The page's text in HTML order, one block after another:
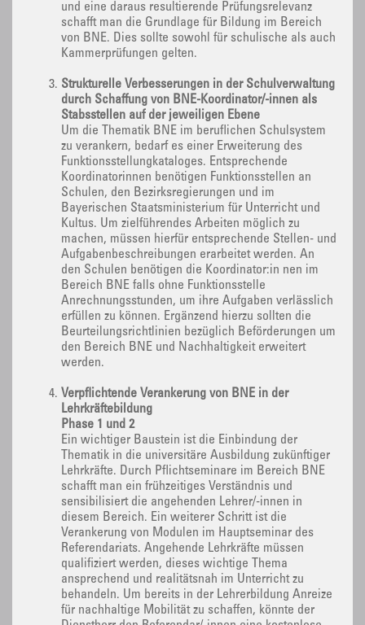
und eine daraus resultierende Prüfungsrelevanz
schafft man die Grundlage für Bildung im Bereich
von BNE. Dies sollte sowohl für schulische als auch
Kammerprüfungen gelten.
Strukturelle Verbesserungen in der Schulverwaltung
durch Schaffung von BNE-Koordinator/-innen als
Stabsstellen auf der jeweiligen Ebene
Um die Thematik BNE im beruflichen Schulsystem
zu verankern, bedarf es einer Erweiterung des
Funktionsstellungkataloges. Entsprechende
Koordinatorinnen benötigen Funktionsstellen an
Schulen, den Bezirksregierungen und im
Bayerischen Staatsministerium für Unterricht und
Kultus. Um zielführendes Arbeiten möglich zu
machen, müssen hierfür entsprechende Stellen- und
Aufgabenbeschreibungen erarbeitet werden. An
den Schulen benötigen die Koordinator:in nen im
Bereich BNE falls ohne Funktionsstelle
Anrechnungsstunden, um ihre Aufgaben verlässlich
erfüllen zu können. Ergänzend hierzu sollten die
Beurteilungsrichtlinien bezüglich Beförderungen um
den Bereich BNE und Nachhaltigkeit erweitert
werden.
Verpflichtende Verankerung von BNE in der
Lehrkräftebildung
Phase 1 und 2
Ein wichtiger Baustein ist die Einbindung der
Thematik in die universitäre Ausbildung zukünftiger
Lehrkräfte. Durch Pflichtseminare im Bereich BNE
schafft man ein frühzeitiges Verständnis und
sensibilisiert die angehenden Lehrer/-innen in
diesem Bereich. Ein weiterer Schritt ist die
Verankerung von Modulen im Hauptseminar des
Referendariats. Angehende Lehrkräfte müssen
qualifiziert werden, dieses wichtige Thema
ansprechend und realitätsnah im Unterricht zu
behandeln. Um bereits in der Lehrerbildung Anreize
für nachhaltige Mobilität zu schaffen, könnte der